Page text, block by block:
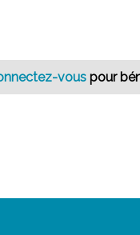
vous pour